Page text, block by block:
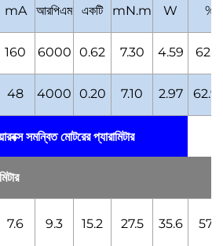
mA আরপিএম একটি mN.m W %
160 6000 0.62 7.30 4.59
48 4000 0.20 7.10 2.97
সমন্বিত মোটরের প্যারামিটার
7.6 9.3 15.2 27.5 35.6 57.7